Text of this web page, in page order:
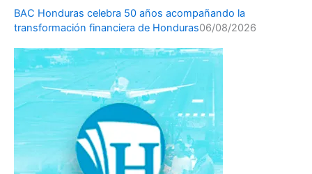
BAC Honduras celebra 50 años acompañando la
transformación financiera de Honduras06/08/2026